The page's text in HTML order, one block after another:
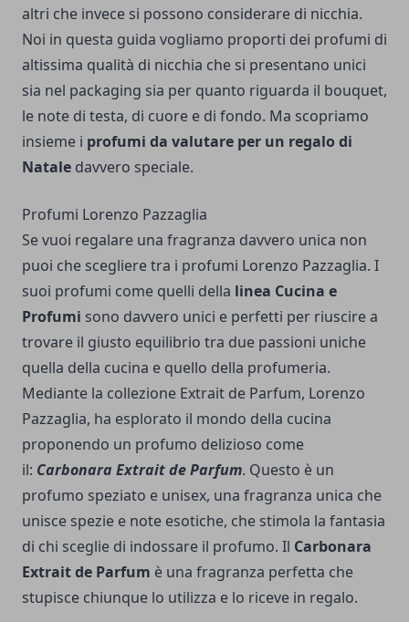
altri che invece si possono considerare di nicchia.
Noi in questa guida vogliamo proporti dei profumi di
altissima qualità di nicchia che si presentano unici
sia nel packaging sia per quanto riguarda il bouquet,
le note di testa, di cuore e di fondo. Ma scopriamo
insieme i profumi da valutare per un regalo di
Natale davvero speciale.
Profumi Lorenzo Pazzaglia
Se vuoi regalare una fragranza davvero unica non
puoi che scegliere tra i profumi Lorenzo Pazzaglia. I
suoi profumi come quelli della linea Cucina e
Profumi sono davvero unici e perfetti per riuscire a
trovare il giusto equilibrio tra due passioni uniche
quella della cucina e quello della profumeria.
Mediante la collezione Extrait de Parfum, Lorenzo
Pazzaglia, ha esplorato il mondo della cucina
proponendo un profumo delizioso come
il: Carbonara Extrait de Parfum. Questo è un
profumo speziato e unisex, una fragranza unica che
unisce spezie e note esotiche, che stimola la fantasia
di chi sceglie di indossare il profumo. Il Carbonara
Extrait de Parfum è una fragranza perfetta che
stupisce chiunque lo utilizza e lo riceve in regalo.